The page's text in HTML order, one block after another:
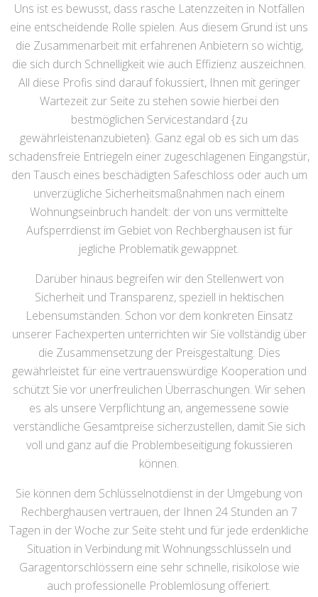
Uns ist es bewusst, dass rasche Latenzzeiten in Notfällen
eine entscheidende Rolle spielen. Aus diesem Grund ist uns
die Zusammenarbeit mit erfahrenen Anbietern so wichtig,
die sich durch Schnelligkeit wie auch Effizienz auszeichnen.
All diese Profis sind darauf fokussiert, Ihnen mit geringer
Wartezeit zur Seite zu stehen sowie hierbei den
bestmöglichen Servicestandard {zu
gewährleistenanzubieten}. Ganz egal ob es sich um das
schadensfreie Entriegeln einer zugeschlagenen Eingangstür,
den Tausch eines beschädigten Safeschloss oder auch um
unverzügliche Sicherheitsmaßnahmen nach einem
Wohnungseinbruch handelt: der von uns vermittelte
Aufsperrdienst im Gebiet von Rechberghausen ist für
jegliche Problematik gewappnet.
Darüber hinaus begreifen wir den Stellenwert von
Sicherheit und Transparenz, speziell in hektischen
Lebensumständen. Schon vor dem konkreten Einsatz
unserer Fachexperten unterrichten wir Sie vollständig über
die Zusammensetzung der Preisgestaltung. Dies
gewährleistet für eine vertrauenswürdige Kooperation und
schützt Sie vor unerfreulichen Überraschungen. Wir sehen
es als unsere Verpflichtung an, angemessene sowie
verständliche Gesamtpreise sicherzustellen, damit Sie sich
voll und ganz auf die Problembeseitigung fokussieren
können.
Sie können dem Schlüsselnotdienst in der Umgebung von
Rechberghausen vertrauen, der Ihnen 24 Stunden an 7
Tagen in der Woche zur Seite steht und für jede erdenkliche
Situation in Verbindung mit Wohnungsschlüsseln und
Garagentorschlössern eine sehr schnelle, risikolose wie
auch professionelle Problemlösung offeriert.